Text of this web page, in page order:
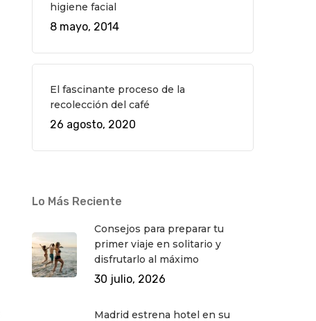
higiene facial
8 mayo, 2014
El fascinante proceso de la
recolección del café
26 agosto, 2020
Lo Más Reciente
Consejos para preparar tu
primer viaje en solitario y
disfrutarlo al máximo
30 julio, 2026
Madrid estrena hotel en su